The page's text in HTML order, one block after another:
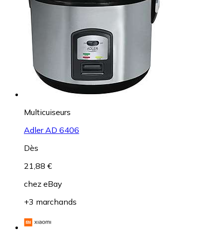
Multicuiseurs
Adler AD 6406
Dès
21,88 €
chez eBay
+3 marchands